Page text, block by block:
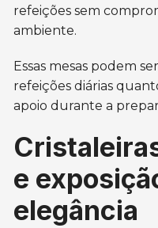
refeições sem
ambiente.
Essas mesas podem
refeições diárias
apoio durante a
e
elegância